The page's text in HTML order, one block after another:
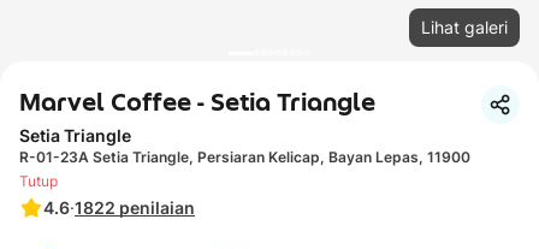
Lihat galeri
Marvel Coffee - Setia Triangle
Setia Triangle
R-01-23A Setia Triangle, Persiaran Kelicap, Bayan Lepas, 11900
4.6·1822 penilaian
Tutup